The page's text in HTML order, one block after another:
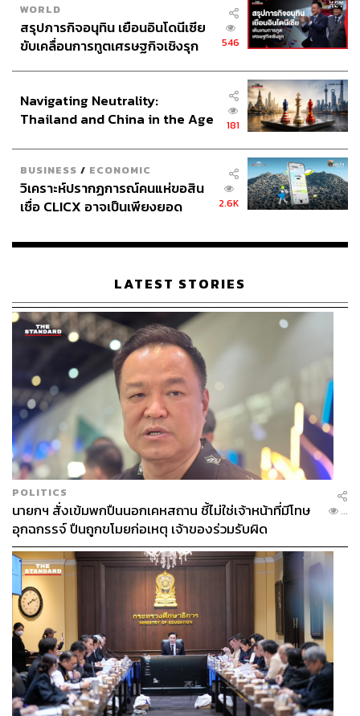
WORLD
สรุปภารกิจอนุทิน เยือนอินโดนีเซีย
ขับเคลื่อนการทูตเศรษฐกิจเชิงรุก
546
Navigating Neutrality:
Thailand and China in the Age
181
BUSINESS / ECONOMIC
วิเคราะห์ปรากฏการณ์คนแห่ขอสิน
เชื่อ CLICX อาจเป็นเพียงยอด
เรือนไทยที่ถูกซุกไว้
2.6K
LATEST STORIES
POLITICS
นายกฯ สั่งเข้มพกปืนนอกเคหสถาน ชี้ไม่ใช่เจ้าหน้าที่มีโทษ
อุกฉกรรจ์ ปืนถูกขโมยก่อเหตุ เจ้าของร่วมรับผิด
...